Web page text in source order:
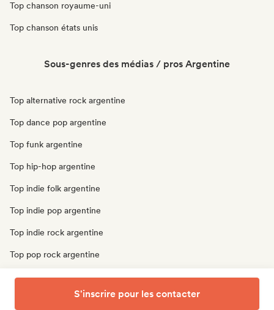
Top chanson royaume-uni
Top chanson états unis
Sous-genres des médias / pros Argentine
Top alternative rock argentine
Top dance pop argentine
Top funk argentine
Top hip-hop argentine
Top indie folk argentine
Top indie pop argentine
Top indie rock argentine
Top pop rock argentine
Top r&b argentine
Top trap argentineS'inscrire pour les contacter